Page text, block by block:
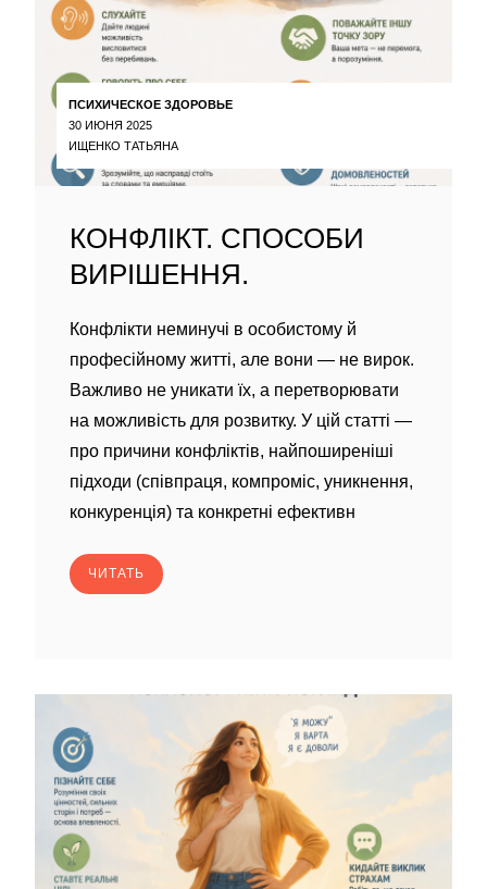
ПСИХИЧЕСКОЕ ЗДОРОВЬЕ
30 ИЮНЯ 2025
ИЩЕНКО ТАТЬЯНА
КОНФЛІКТ. СПОСОБИ
ВИРІШЕННЯ.
Конфлікти неминучі в особистому й
професійному житті, але вони — не вирок.
Важливо не уникати їх, а перетворювати
на можливість для розвитку. У цій статті —
про причини конфліктів, найпоширеніші
підходи (співпраця, компроміс, уникнення,
конкуренція) та конкретні ефективн
ЧИТАТЬ